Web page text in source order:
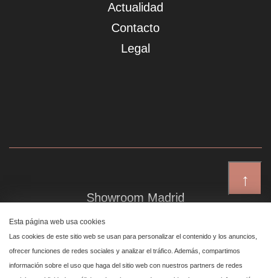
↑
Actualidad
Contacto
Legal
Showroom Madrid
Plaza de Canalejas 6, 4 izq
Centro, 28014 Madrid
Esta página web usa cookies
Las cookies de este sitio web se usan para personalizar el contenido y los anuncios,
ofrecer funciones de redes sociales y analizar el tráfico. Además, compartimos
información sobre el uso que haga del sitio web con nuestros partners de redes